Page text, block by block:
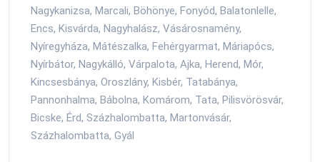
Nagykanizsa, Marcali, Böhönye, Fonyód, Balatonlelle,
Encs, Kisvárda, Nagyhalász, Vásárosnamény,
Nyíregyháza, Mátészalka, Fehérgyarmat, Máriapócs,
Nyírbátor, Nagykálló, Várpalota, Ajka, Herend, Mór,
Kincsesbánya, Oroszlány, Kisbér, Tatabánya,
Pannonhalma, Bábolna, Komárom, Tata, Pilisvörösvár,
Bicske, Érd, Százhalombatta, Martonvásár,
Százhalombatta, Gyál